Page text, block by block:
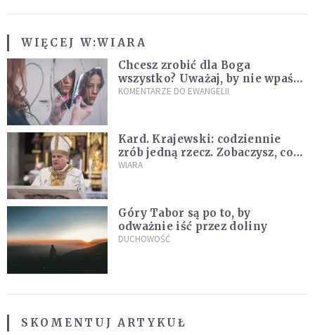
WIĘCEJ W:WIARA
Chcesz zrobić dla Boga
wszystko? Uważaj, by nie wpaść
w groźną pułapkę
KOMENTARZE DO EWANGELII
Kard. Krajewski: codziennie
zrób jedną rzecz. Zobaczysz, co
stanie się z twoim życiem
WIARA
Góry Tabor są po to, by
odważnie iść przez doliny
DUCHOWOŚĆ
SKOMENTUJ ARTYKUŁ